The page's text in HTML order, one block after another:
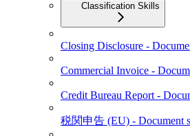
Classification Skills
Closing Disclosure -
Commercial Invoice -
Credit Bureau Report -
税関申告 (EU) - Document